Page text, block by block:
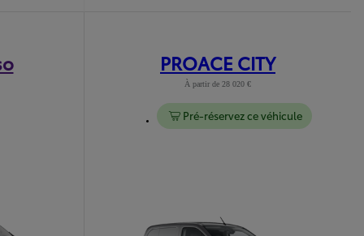
PROACE CITY
À partir de 28 020 €
Pré-réservez ce véhicule